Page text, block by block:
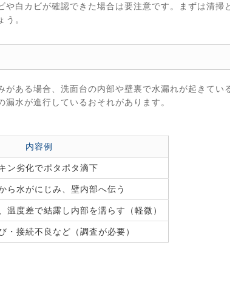
や白カビが確認できた場合は要注意です。まずは清
。
ある場合、洗面台の内部や壁裏で水漏れが起きてい
漏水が進行しているおそれがあります。
内容例
ン劣化でポタポタ滴下
ら水がにじみ、壁内部へ伝う
温度差で結露し内部を濡らす（軽微）
・接続不良など（調査が必要）